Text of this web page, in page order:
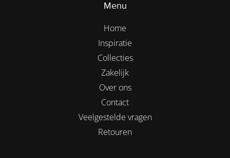
Menu
Home
Inspiratie
Collecties
Zakelijk
Over ons
Contact
Veelgestelde vragen
Retouren